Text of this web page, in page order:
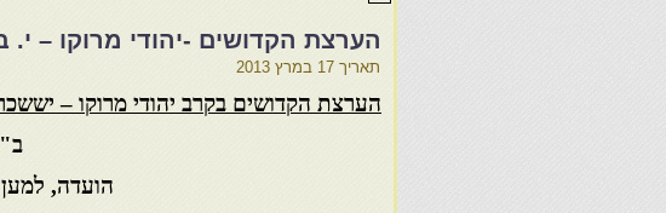
הערצת הקדושים -יהודי מרוקו – י.
תאריך 17 במרץ 2013
הערצת הקדושים בקרב יהודי מרוקו –
הועדה,